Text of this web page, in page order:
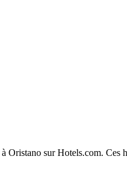
Oristano sur Hotels.com. Ces